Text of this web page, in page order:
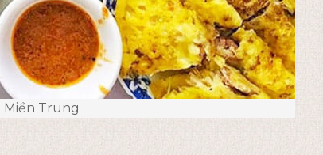
Miền Trung